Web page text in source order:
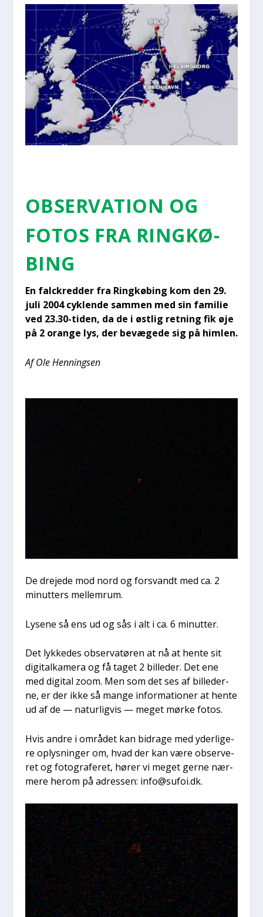
OBSER­VA­TION OG
FOTOS FRA RING­KØ­
BING
En falck­red­der fra Ring­kø­bing kom den 29.
juli 2004 cyk­len­de sam­men med sin fami­lie
ved 23.30-tiden, da de i øst­lig ret­ning fik øje
på 2 oran­ge lys, der bevæ­ge­de sig på him­len.
Af Ole Hen­nings­en
De dre­je­de mod nord og for­svandt med ca. 2
minut­ters mel­lem­rum.
Lyse­ne så ens ud og sås i alt i ca. 6 minut­ter.
Det lyk­ke­des obser­va­tø­ren at nå at hen­te sit
digi­tal­ka­me­ra og få taget 2 bil­le­der. Det ene
med digi­tal zoom. Men som det ses af bil­le­der­
ne, er der ikke så man­ge infor­ma­tio­ner at hen­te
ud af de — natur­lig­vis — meget mør­ke fotos.
Hvis andre i områ­det kan bidra­ge med yder­li­ge­
re oplys­nin­ger om, hvad der kan være obser­ve­
ret og foto­gra­fe­ret, hører vi meget ger­ne nær­
me­re her­om på adres­sen: info@sufoi.dk.